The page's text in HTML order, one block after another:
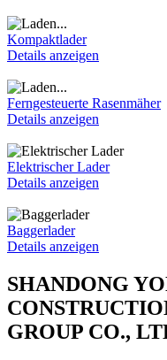
Kompaktlader
Details anzeigen
Ferngesteuerte Rasenmäher
Details anzeigen
Elektrischer Lader
Details anzeigen
Baggerlader
Details anzeigen
SHANDONG
GROUP CO.,